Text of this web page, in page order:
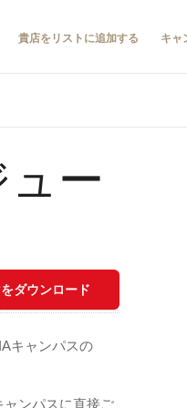
貴店をリストに追加する キャ
ー
ダウンロード
キャンパスの
ンパスに直接ご